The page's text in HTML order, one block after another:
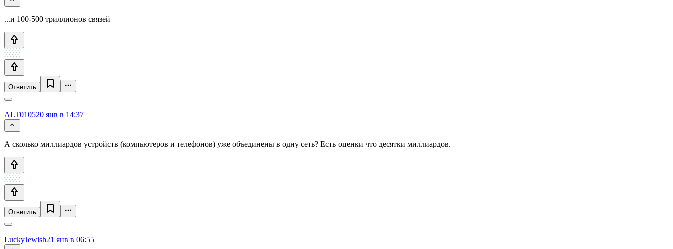
...и 100-500 триллионов связей
Ответить
ALT010520 янв в 14:37
А сколько миллиардов устройств (компьютеров и телефонов) уже объединены в одну сеть? Есть оценки что десятки миллиардов.
Ответить
LuckyJewish21 янв в 06:55